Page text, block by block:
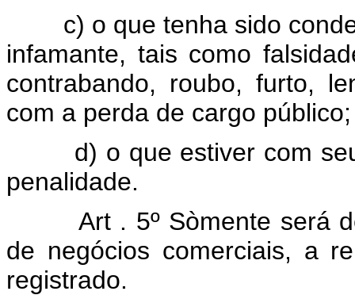
c) o que tenha sido
infamante, tais como
contrabando, roubo, furto,
com a perda de cargo público;
d) o que estiver com seu
penalidade.
Art . 5º Sòmente será
de negócios comerciais, a
registrado.